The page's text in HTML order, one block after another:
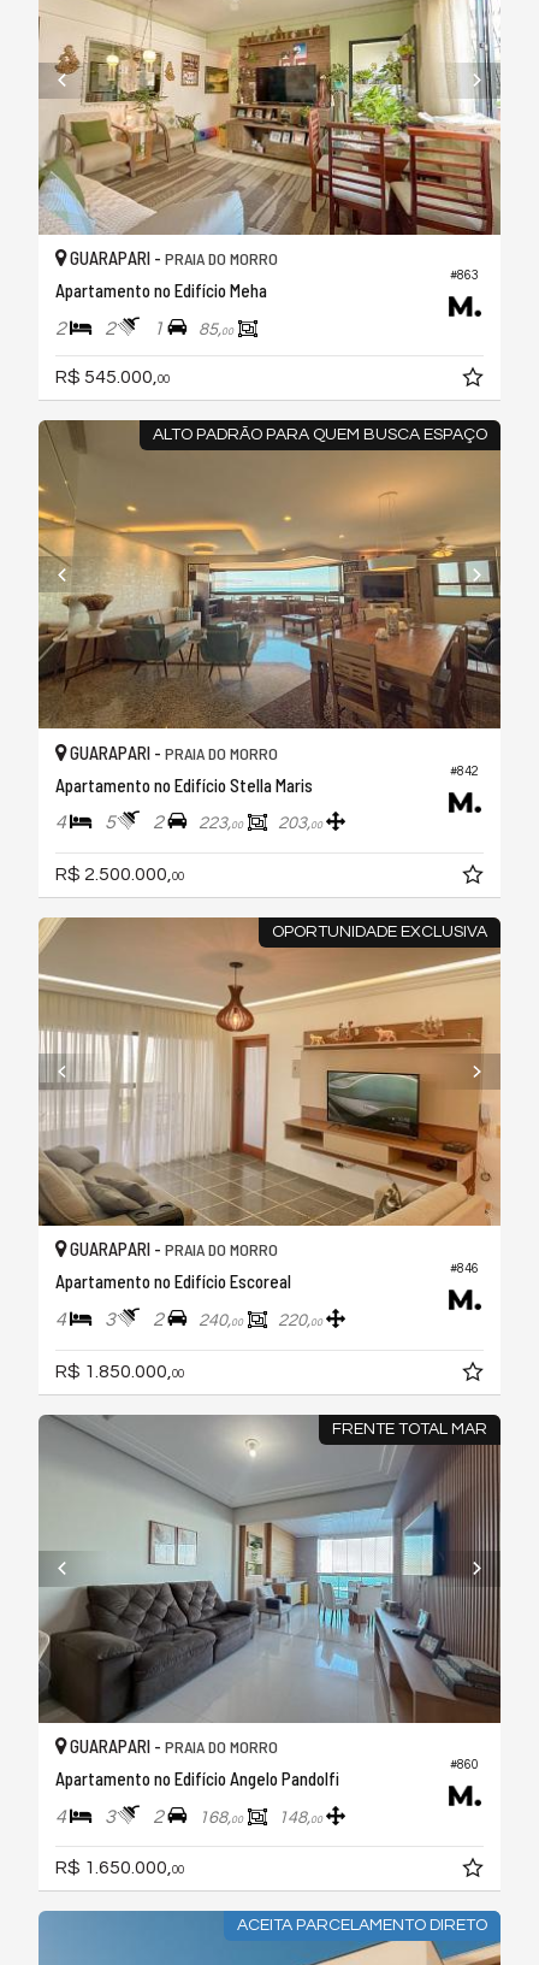
#863
GUARAPARI - PRAIA DO MORRO
Apartamento no Edifício Meha
2 2 1 85,00
R$ 545.000,00
ALTO PADRÃO PARA QUEM BUSCA ESPAÇO
#842
GUARAPARI - PRAIA DO MORRO
Apartamento no Edifício Stella Maris
4 5 2 223,00 203,00
R$ 2.500.000, 00
OPORTUNIDADE EXCLUSIVA
#846
GUARAPARI - PRAIA DO MORRO
Apartamento no Edifício Escoreal
4 3 2 240,00 220,00
R$ 1.850.000, 00
FRENTE TOTAL MAR
#860
GUARAPARI - PRAIA DO MORRO
Apartamento no Edifício Angelo Pandolfi
4 3 2 168,00 148,00
R$ 1.650.000,00
ACEITA PARCELAMENTO DIRETO